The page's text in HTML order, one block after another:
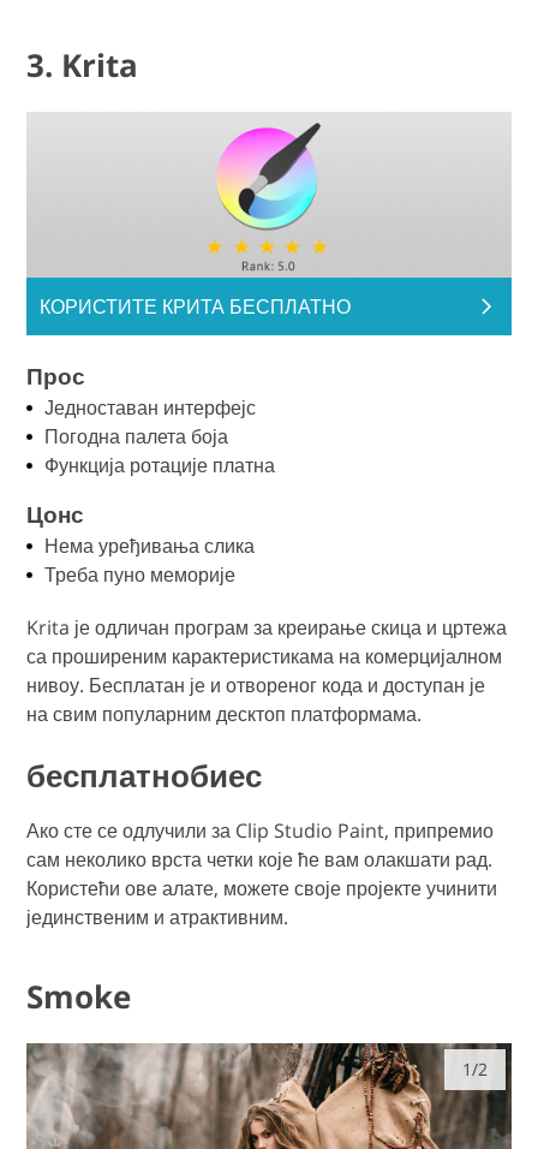
3. Krita
КОРИСТИТЕ КРИТА БЕСПЛАТНО
Прос
Једноставан интерфејс
Погодна палета боја
Функција ротације платна
Цонс
Нема уређивања слика
Треба пуно меморије
Krita је одличан програм за креирање скица и цртежа
са проширеним карактеристикама на комерцијалном
нивоу. Бесплатан је и отвореног кода и доступан је
на свим популарним десктоп платформама.
бесплатнобиес
Ако сте се одлучили за Clip Studio Paint, припремио
сам неколико врста четки које ће вам олакшати рад.
Користећи ове алате, можете своје пројекте учинити
јединственим и атрактивним.
Smoke
1/2